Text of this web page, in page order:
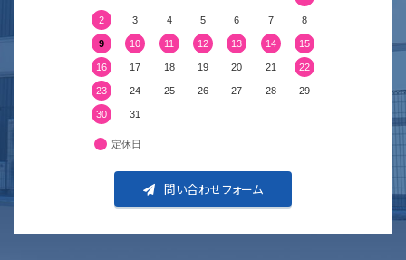
2 3 4 5 6 7 8
9 10 11 12 13 14 15
16 17 18 19 20 21 22
23 24 25 26 27 28 29
30 31
定休日
問い合わせフォーム